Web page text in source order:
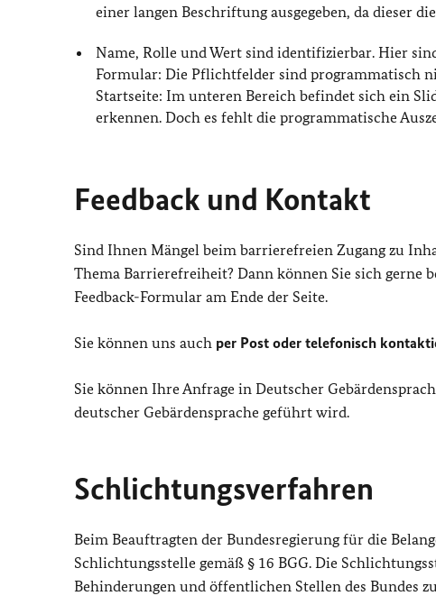
einer langen Beschriftung ausgegeben, da dieser
Name, Rolle und Wert sind identifizierbar. Hier
Formular: Die Pflichtfelder sind programmatisch
Startseite: Im unteren Bereich befindet sich ein
erkennen. Doch es fehlt die programmatische
Feedback und Kontakt
Sind Ihnen Mängel beim barrierefreien Zugang zu
Thema Barrierefreiheit? Dann können Sie sich gerne
Feedback-Formular am Ende der Seite.
Sie können uns auch per Post oder telefonisch
Sie können Ihre Anfrage in Deutscher
deutscher Gebärdensprache geführt wird.
Schlichtungsverfahren
Beim Beauftragten der Bundesregierung für die
Schlichtungsstelle gemäß § 16 BGG. Die
Behinderungen und öffentlichen Stellen des Bundes